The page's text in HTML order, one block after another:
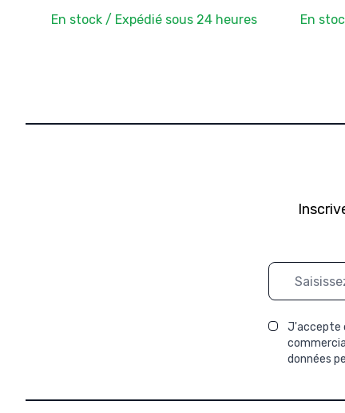
En stock / Expédié sous 24 heures En
Adresse mail
J'accepte
données